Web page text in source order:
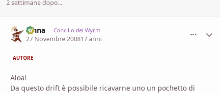
2 settimane dopo...
fenna Concilio dei Wyrm
27 Novembre 200817 anni
AUTORE
Aloa!
Da questo drift è possibile ricavarne uno un pochetto di